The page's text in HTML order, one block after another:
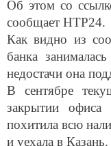
сообщает НТР24.
Как видно из
банка
недостачи она
В сентябре
закрытии
похитила всю
и уехала в Казань.